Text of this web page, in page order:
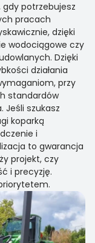
gdy potrzebujesz
pracach
dzięki
wodociągowe czy
Dzięki
działania
przy
standardów
Jeśli szukasz
koparką
i
to gwarancja
projekt, czy
i precyzję.